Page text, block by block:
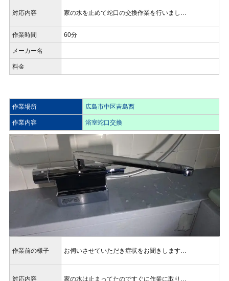
対応内容 家の水を止めて蛇口の交換作業を行いまし…
作業時間 60分
メーカー名
料金
作業場所 広島市中区吉島西
作業内容 浴室蛇口交換
作業前の様子 お伺いさせていただき症状をお聞きします…
対応内容 家の水は止まってたのですぐに作業に取り…